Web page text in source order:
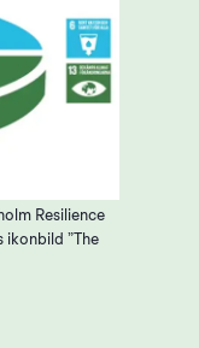
Resilience
ikonbild ”The